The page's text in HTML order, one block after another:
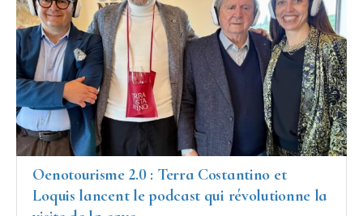
Oenotourisme 2.0 : Terra Costantino et
Loquis lancent le podcast qui révolutionne la